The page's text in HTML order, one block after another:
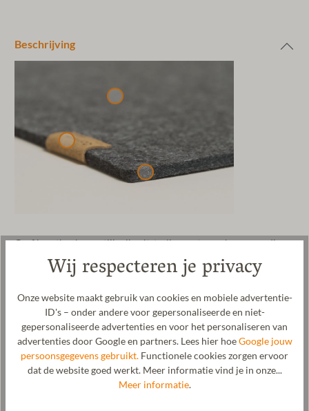
Beschrijving
Geef je eethoek een stijlvolle uitstraling met onze hoogwaardige
vilten placemat van 32 x 45 cm. Deze elegante en praktische vilten
placemats zijn de perfecte aanvulling voor elke eettafel en zien er
voor je tafelbladen. De vilten placemat heeft de afmetingen 32 x
45 cm en is ideaal voor de meeste tafelafmetingen. De vilten
placemat biedt voldoende ruimte voor borden, bestek en glazen.
Zo wordt het tafelblad perfect beschermd tegen vlekken, krassen
en hitte. Tegelijkertijd draagt de placemat bij aan een verzorgde
en stijlvolle tafeldecoratie. Onze placemats zijn
onderhoudsvriendelijk en duurzaam. Ze kunnen eenvoudig met
Wij respecteren je privacy
Onze website maakt gebruik van cookies en mobiele advertentie-
ID's – onder andere voor gepersonaliseerde en niet-
gepersonaliseerde advertenties en voor het personaliseren van
advertenties door Google en partners. Lees hier hoeGoogle jouw
persoonsgegevens gebruikt. Functionele cookies zorgen ervoor
dat de website goed werkt. Meer informatie vind je in onze...
Meer informatie.